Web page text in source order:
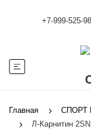
+7-999-525-
Главная СПОРТ
Л-Карнитин